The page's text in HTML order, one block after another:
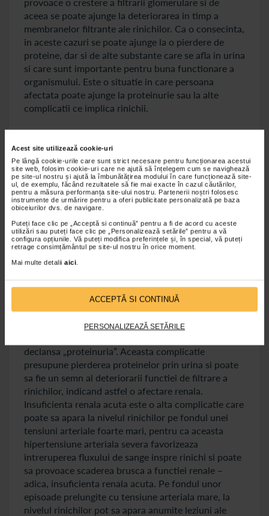
Acest site utilizează cookie-uri
Pe lângă cookie-urile care sunt strict necesare pentru funcționarea acestui
site web, folosim cookie-uri care ne ajută să înțelegem cum se navighează
pe site-ul nostru și ajută la îmbunătățirea modului în care funcționează site-
ul, de exemplu, făcând rezultatele să fie mai exacte în cazul căutărilor,
pentru a măsura performanța site-ului nostru. Partenerii noștri folosesc
instrumente de urmărire pentru a oferi publicitate personalizată pe baza
obiceiurilor dvs. de navigare.
Puteți face clic pe „Acceptă si continuă” pentru a fi de acord cu aceste
utilizări sau puteți face clic pe „Personalizează setările” pentru a vă
configura opțiunile. Vă puteți modifica preferințele și, în special, vă puteți
retrage consimțământul pe site-ul nostru în orice moment.
Mai multe detalii aici
ACCEPTĂ SI CONTINUĂ
PERSONALIZEAZĂ SETĂRILE
aceea se poate ajunge la deteriorarea in timp a
membranelor filtrante ale rinichilor. Ca o consecinta,
in aceste cazuri se poate ajunge la o pierdere de
proteine, dar si de alte substante care se afla in urina
si care sunt importante pentru buna functionare a
organismului. Este o situatie in care persoana
afectata poate ajunge la proteinurie sau la alte
complicatii ce implica rinichii.
cauza unei tensiuni arteriale mari
La persoanele cu tensiune arteriala mare exista
riscul de a aparea mai multe complicatii la nivelul
rinichilor. Una dintre aceste complicatii este
reprezentata de boala renala cronica, iar printre
principalii factori care pot duce la declansarea
acestei afectiuni se numara hipertensiunea arteriala.
Odata cu trecerea timpului, treptat, rinichii pot
ajunge sa prezinte unele leziuni. Din cauza acestor
leziuni, un efect negativ poate sa fie scaderea
functiei renale. Astfel, unii pacienti pot sa aiba
nevoie de dializa sau poate sa fie vorba chiar despre
declansa „proteinuria”. Aceasta complicatie
presupune pierderea proteinelor prin urina si poate
sa fie un semn al deteriorarii functiei de filtrare a
rinichilor, indicand astfel o afectare renala.
Insuficienta renala acuta este o alta complicatie care
poate sa apara la nivelul rinichilor pe fondul unei
tensiuni arteriale foarte mari, pentru ca aceasta
hipertensiune arteriala severa favorizeaza
intreruperea fluxului de sange inspre rinichi si poate
sa provoace scaderea brusca a functiei renale –
adica, insuficienta renala acuta. Pe fondul unor
episoade prelungite cu tensiune arteriala mare, la
nivelul rinichilor pot sa apara anumite leziuni ale